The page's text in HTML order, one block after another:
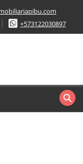
+573122030897